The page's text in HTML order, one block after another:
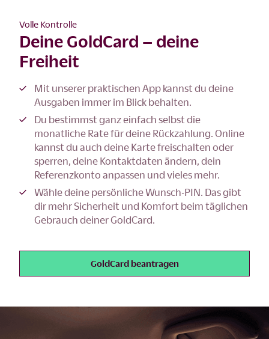
Volle Kontrolle
Deine GoldCard – deine
Freiheit
Mit unserer praktischen App kannst du deine
Ausgaben immer im Blick behalten.
Du bestimmst ganz einfach selbst die
monatliche Rate für deine Rückzahlung. Online
kannst du auch deine Karte freischalten oder
sperren, deine Kontaktdaten ändern, dein
Referenzkonto anpassen und vieles mehr.
Wähle deine persönliche Wunsch-PIN. Das gibt
dir mehr Sicherheit und Komfort beim täglichen
Gebrauch deiner GoldCard.
GoldCard beantragen